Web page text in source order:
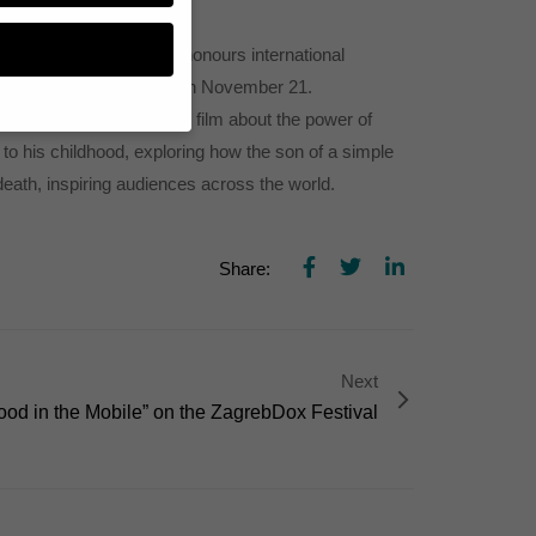
Emmy Award honours international
in New York on November 21.
as it is a touching film about the power of
his childhood, exploring how the son of a simple
inspiring audiences across the world.
Share:
Next
in the Mobile” on the ZagrebDox Festival